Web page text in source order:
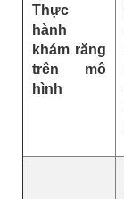
Thực
hành
khám răng
trên mô
hình